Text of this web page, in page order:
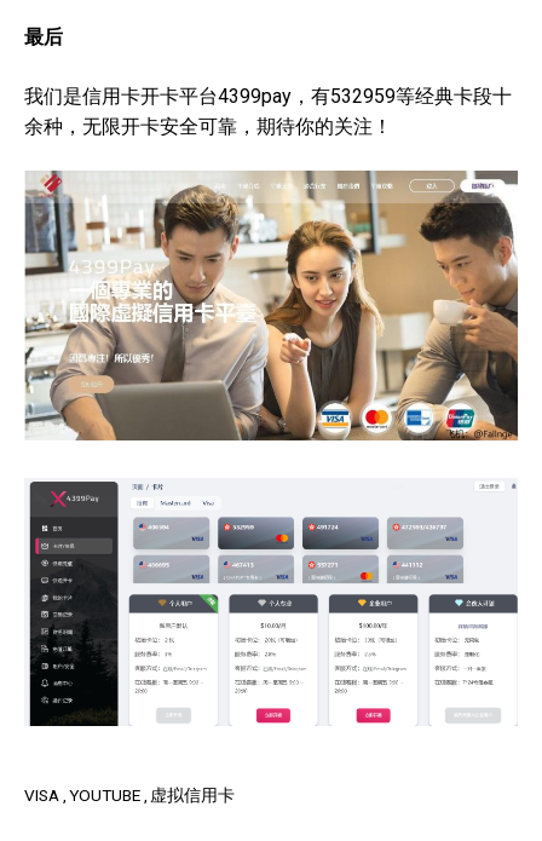
最后
我们是信用卡开卡平台4399pay，有532959等经典卡段十
余种，无限开卡安全可靠，期待你的关注！
VISA YOUTUBE 虚拟信用卡